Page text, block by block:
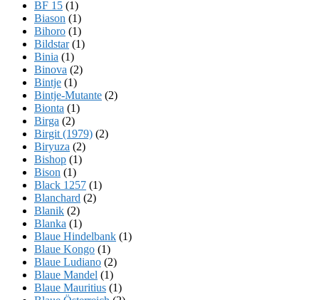
BF 15 (1)
Biason (1)
Bihoro (1)
Bildstar(1)
Binia (1)
Binova (2)
Bintje (1)
Bintje-Mutante (2)
Bionta (1)
Birga (2)
Birgit (1979) (2)
Biryuza (2)
Bishop (1)
Bison (1)
Black 1257 (1)
Blanchard (2)
Blanik (2)
Blanka (1)
Blaue Hindelbank (1)
Blaue Kongo (1)
Blaue Ludiano (2)
Blaue Mandel (1)
Blaue Mauritius (1)